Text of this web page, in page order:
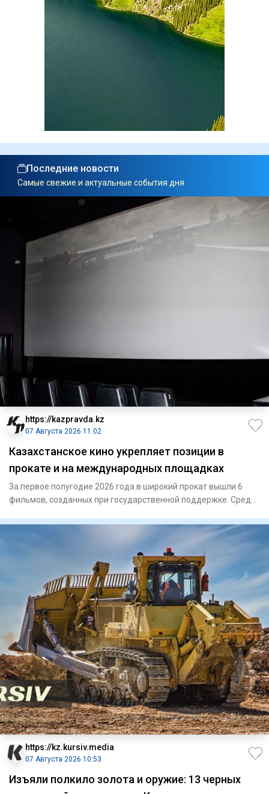
Последние новости
Самые свежие и актуальные события дня
https://kazpravda.kz
07 Августа 2026 11:02
Казахстанское кино укрепляет позиции в
прокате и на международных площадках
За первое полугодие 2026 года в широкий прокат вышли 6
фильмов, созданных при государственной поддержке. Среди
https://kz.kursiv.media
07 Августа 2026 10:53
Изъяли полкило золота и оружие: 13 черных